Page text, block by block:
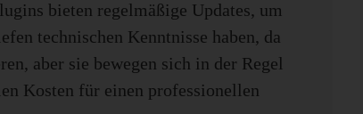
bieten regelmäßige Updates, um
technischen Kenntnisse haben, da
aber sie bewegen sich in der Regel
Kosten für einen professionellen